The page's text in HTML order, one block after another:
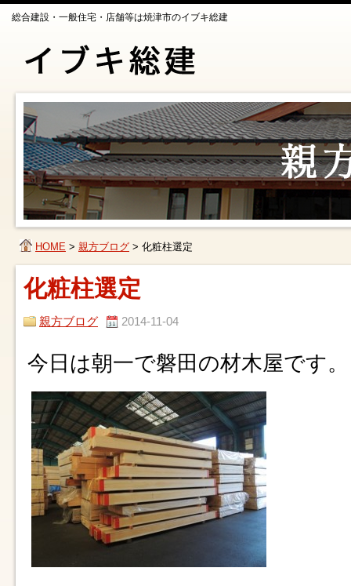
総合建設・一般住宅・店舗等は焼津市のイブキ総建
HOME > 親方ブログ > 化粧柱選定
化粧柱選定
親方ブログ 2014-11-04
今日は朝一で磐田の材木屋です。